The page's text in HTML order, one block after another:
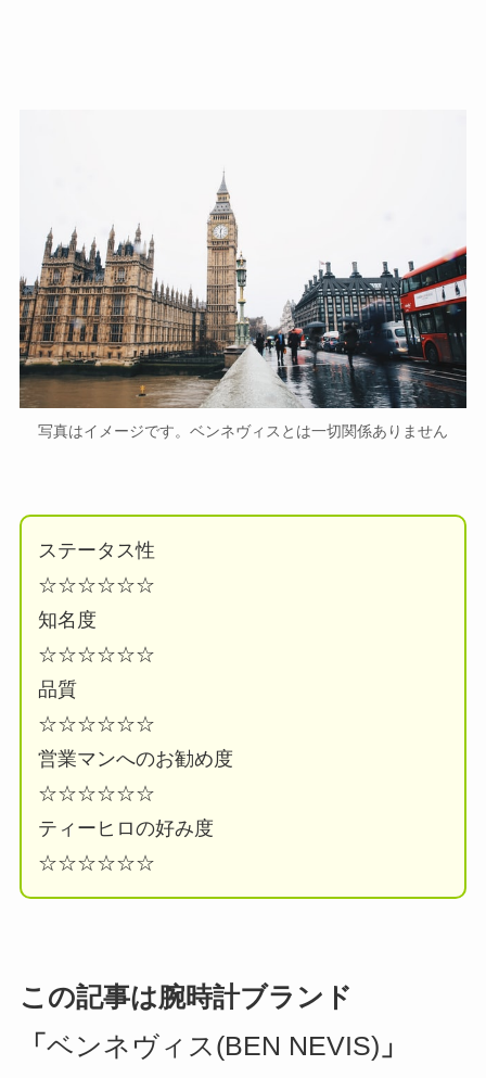
写真はイメージです。ベンネヴィスとは一切関係ありません
ステータス性
☆☆☆☆☆☆
知名度
☆☆☆☆☆☆
品質
☆☆☆☆☆☆
営業マンへのお勧め度
☆☆☆☆☆☆
ティーヒロの好み度
☆☆☆☆☆☆
この記事は腕時計ブランド
「 ベンネヴィス(BEN NEVIS) 」